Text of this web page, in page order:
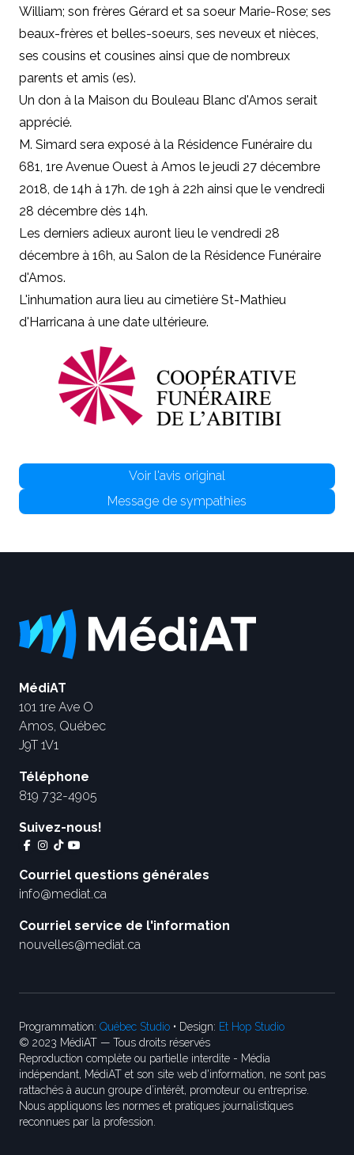
William; son frères Gérard et sa soeur Marie-Rose; ses
beaux-frères et belles-soeurs, ses neveux et nièces,
ses cousins et cousines ainsi que de nombreux
parents et amis (es).
Un don à la Maison du Bouleau Blanc d'Amos serait
apprécié.
M. Simard sera exposé à la Résidence Funéraire du
681, 1re Avenue Ouest à Amos le jeudi 27 décembre
2018, de 14h à 17h. de 19h à 22h ainsi que le vendredi
28 décembre dès 14h.
Les derniers adieux auront lieu le vendredi 28
décembre à 16h, au Salon de la Résidence Funéraire
d'Amos.
L'inhumation aura lieu au cimetière St-Mathieu
d'Harricana à une date ultérieure.
Voir l'avis original
Message de sympathies
MédiAT
101 1re Ave O
Amos, Québec
J9T 1V1
Téléphone
819 732-4905
Suivez-nous!
Courriel questions générales
info@mediat.ca
Courriel service de l'information
nouvelles@mediat.ca
Programmation: Québec Studio • Design: Et Hop Studio
© 2023 MédiAT — Tous droits réservés
Reproduction complète ou partielle interdite - Média
indépendant, MédiAT et son site web d'information, ne sont pas
rattachés à aucun groupe d’intérêt, promoteur ou entreprise.
Nous appliquons les normes et pratiques journalistiques
reconnues par la profession.